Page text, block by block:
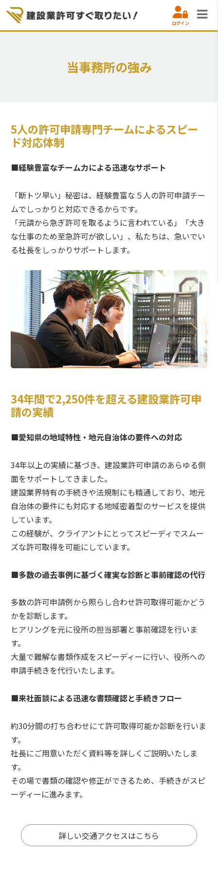
ログイン
当事務所の強み
5人の許可申請専門チームによるスピー
ド対応体制
■経験豊富なチーム力による迅速なサポート
「断トツ早い」秘密は、経験豊富な５人の許可申請チー
ムでしっかりと対応できるからです。
「元請から急ぎ許可を取るように言われている」「大き
な仕事のため至急許可が欲しい」、私たちは、急いでい
る社長をしっかりサポートします。
34年間で2,250件を超える建設業許可申
請の実績
■愛知県の地域特性・地元自治体の要件への対応
34年以上の実績に基づき、建設業許可申請のあらゆる側
面をサポートしてきました。
建設業界特有の手続きや法規制にも精通しており、地元
自治体の要件にも対応する地域密着型のサービスを提供
しています。
この経験が、クライアントにとってスピーディでスムー
ズな許可取得を可能にしています。
■多数の過去事例に基づく確実な診断と事前確認の代行
多数の許可申請例から照らし合わせ許可取得可能かどう
かを診断します。
ヒアリングを元に役所の担当部署と事前確認を行いま
す。
大量で難解な書類作成をスピーディーに行い、役所への
申請手続きを代行いたします。
■来社面談による迅速な書類確認と手続きフロー
約30分間の打ち合わせにて許可取得可能か診断を行いま
す。
社長にご用意いただく資料等を詳しくご説明いたしま
す。
その場で書類の確認や修正ができるため、手続きがスピ
ーディーに進みます。
詳しい交通アクセスはこちら